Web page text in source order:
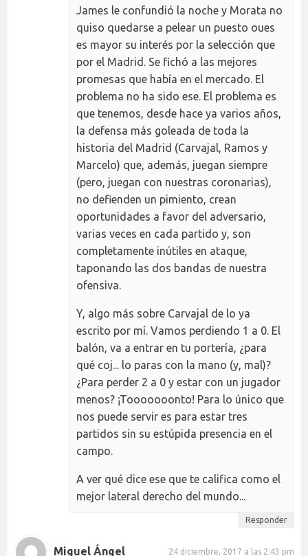
James le confundió la noche y Morata no
quiso quedarse a pelear un puesto oues
es mayor su interés por la selección que
por el Madrid. Se fichó a las mejores
promesas que había en el mercado. El
problema no ha sido ese. El problema es
que tenemos, desde hace ya varios años,
la defensa más goleada de toda la
historia del Madrid (Carvajal, Ramos y
Marcelo) que, además, juegan siempre
(pero, juegan con nuestras coronarias),
no defienden un pimiento, crean
oportunidades a favor del adversario,
varias veces en cada partido y, son
completamente inútiles en ataque,
taponando las dos bandas de nuestra
ofensiva.
Y, algo más sobre Carvajal de lo ya
escrito por mí. Vamos perdiendo 1 a 0. El
balón, va a entrar en tu portería, ¿para
qué coj... lo paras con la mano (y, mal)?
¿Para perder 2 a 0 y estar con un jugador
menos? ¡Tooooooonto! Para lo único que
nos puede servir es para estar tres
partidos sin su estúpida presencia en el
campo.
A ver qué dice ese que te califica como el
mejor lateral derecho del mundo...
Responder
Miguel Ángel 24 diciembre, 2017 a las 2:43 pm